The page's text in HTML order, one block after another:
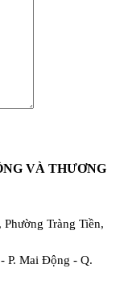
VÀ THƯƠNG
Tràng Tiền,
P. Mai Động - Q.